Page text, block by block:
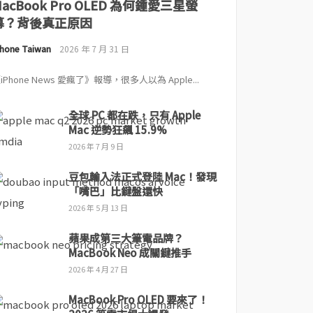
Pro OLED 為何鍾愛三星螢
？背後真正原因
Taiwan 2026 年 7 月 31 日
News 愛瘋了》報導，很多人以為 Apple...
全球 PC 都在跌，只有 Apple
Mac 逆勢狂飆 15.9%
2026 年 7 月 9 日
豆包輸入法正式登陸 Mac！發現
「嘴巴」比鍵盤還快
2026 年 5 月 13 日
蘋果成第三大筆電品牌？
MacBook Neo 成關鍵推手
2026 年 4 月 27 日
MacBook Pro OLED 要來了！